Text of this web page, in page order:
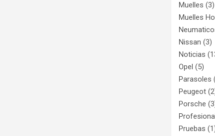
Muelles (3)
Muelles
Nissan (3)
Noticias
Opel (5)
Parasoles
Peugeot
Porsche
Pruebas